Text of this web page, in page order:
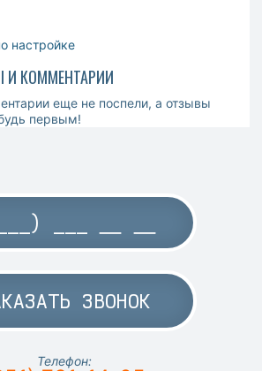
настройке
КОММЕНТАРИИ
еще не поспели, а отзывы
первым!
ЗВОНОК
Телефон: